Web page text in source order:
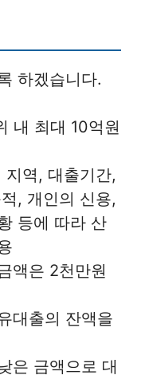
하겠습니다.
내 최대 10억원
지역, 대출기간,
, 개인의 신용,
등에 따라 산
액은 2천만원
대출의 잔액을
은 금액으로 대